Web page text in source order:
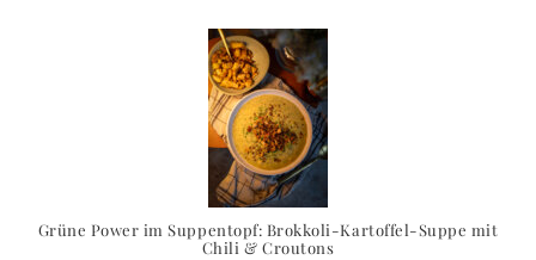
Grüne Power im Suppentopf: Brokkoli-Kartoffel-Suppe mit
Chili & Croutons